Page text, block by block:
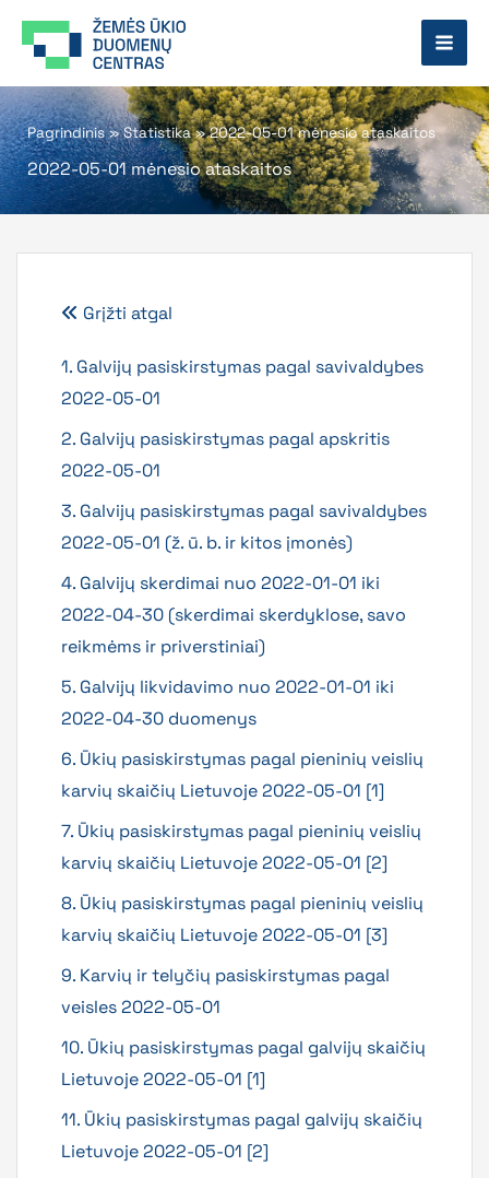
prie
Pagrindinis»Statistika»2022-05-01 mėnesio ataskaitos
2022-05-01 mėnesio ataskaitos
Grįžti atgal
1. Galvijų pasiskirstymas pagal savivaldybes
2022-05-01
2. Galvijų pasiskirstymas pagal apskritis
2022-05-01
3. Galvijų pasiskirstymas pagal savivaldybes
2022-05-01 (ž. ū. b. ir kitos įmonės)
4. Galvijų skerdimai nuo 2022-01-01 iki
2022-04-30 (skerdimai skerdyklose, savo
reikmėms ir priverstiniai)
5. Galvijų likvidavimo nuo 2022-01-01 iki
2022-04-30 duomenys
6. Ūkių pasiskirstymas pagal pieninių veislių
karvių skaičių Lietuvoje 2022-05-01 [1]
7. Ūkių pasiskirstymas pagal pieninių veislių
karvių skaičių Lietuvoje 2022-05-01 [2]
8. Ūkių pasiskirstymas pagal pieninių veislių
karvių skaičių Lietuvoje 2022-05-01 [3]
9. Karvių ir telyčių pasiskirstymas pagal
veisles 2022-05-01
10. Ūkių pasiskirstymas pagal galvijų skaičių
Lietuvoje 2022-05-01 [1]
11. Ūkių pasiskirstymas pagal galvijų skaičių
Lietuvoje 2022-05-01 [2]